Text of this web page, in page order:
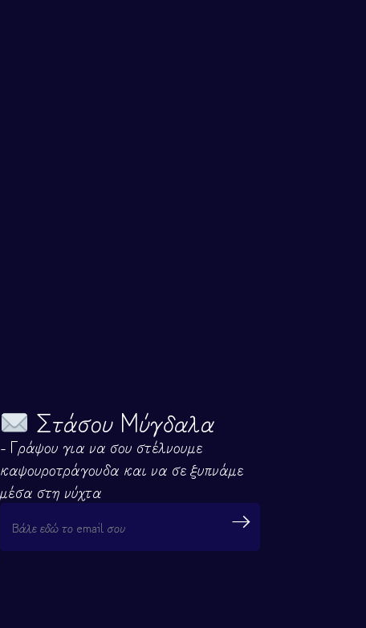
Στάσου Μύγδαλα
- Γράψου για να σου στέλνουμε
καψουροτράγουδα και να σε ξυπνάμε
μέσα στη νύχτα